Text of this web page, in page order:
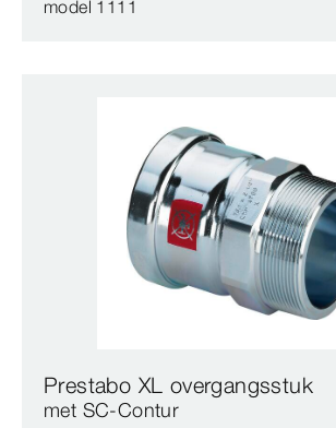
model 1111
Prestabo XL overgangsstuk
met SC‑Contur